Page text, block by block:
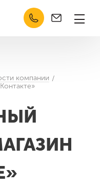
Техподдержка
компании